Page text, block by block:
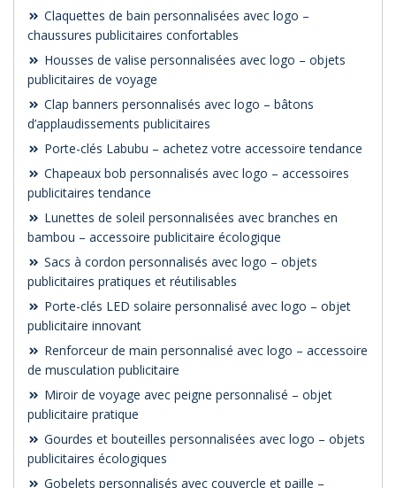
Claquettes de bain personnalisées avec logo –
chaussures publicitaires confortables
Housses de valise personnalisées avec logo – objets
publicitaires de voyage
Clap banners personnalisés avec logo – bâtons
d’applaudissements publicitaires
Porte-clés Labubu – achetez votre accessoire tendance
Chapeaux bob personnalisés avec logo – accessoires
publicitaires tendance
Lunettes de soleil personnalisées avec branches en
bambou – accessoire publicitaire écologique
Sacs à cordon personnalisés avec logo – objets
publicitaires pratiques et réutilisables
Porte-clés LED solaire personnalisé avec logo – objet
publicitaire innovant
Renforceur de main personnalisé avec logo – accessoire
de musculation publicitaire
Miroir de voyage avec peigne personnalisé – objet
publicitaire pratique
Gourdes et bouteilles personnalisées avec logo – objets
publicitaires écologiques
Gobelets personnalisés avec couvercle et paille –